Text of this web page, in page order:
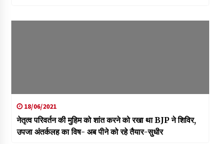
18/06/2021
नेतृत्व परिवर्तन की मुहिम को शांत करने को रखा था BJP ने शिविर,
उपजा अंतर्कलह का विष- अब पीने को रहे तैयार-सुधीर